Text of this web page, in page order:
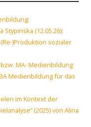
(12.05.26):
)Produktion sozialer
MA- Medienbildung
Medienbildung für das
im Kontext der
(2025) von Alina